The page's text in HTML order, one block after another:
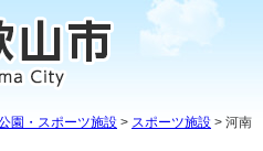
園・スポーツ施設 > スポーツ施設 > 河南